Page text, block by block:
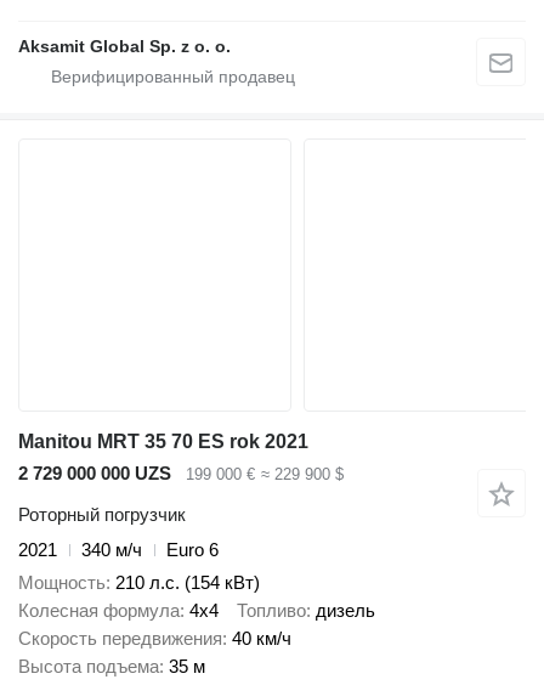
Aksamit Global Sp. z o. o.
Manitou MRT 35 70 ES rok 2021
2 729 000 000 UZS
199 000 € ≈ 229 900 $
Роторный погрузчик
2021
340 м/ч
Euro 6
Мощность 210 л.с. (154 кВт)
Колесная формула 4x4 Топливо дизель
Скорость передвижения 40 км/ч
Высота подъема 35 м